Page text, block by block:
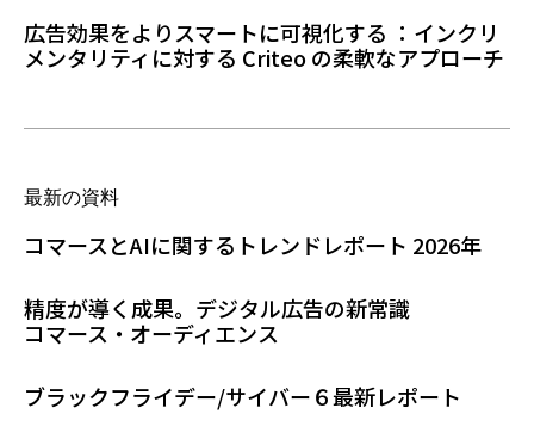
広告効果をよりスマートに可視化する ：インクリ
メンタリティに対する Criteo の柔軟なアプローチ
最新の資料
コマースとAIに関するトレンドレポート 2026年
精度が導く成果。デジタル広告の新常識
コマース・オーディエンス
ブラックフライデー/サイバー６最新レポート